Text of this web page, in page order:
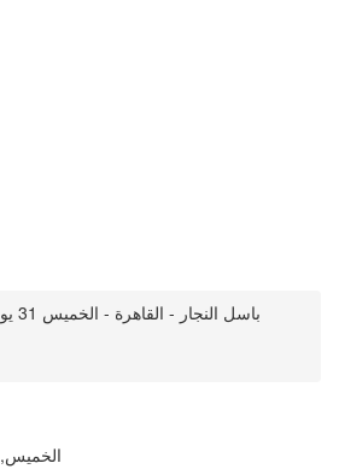
الخميس, 31 يوليو, 2025 - 5:40 ص